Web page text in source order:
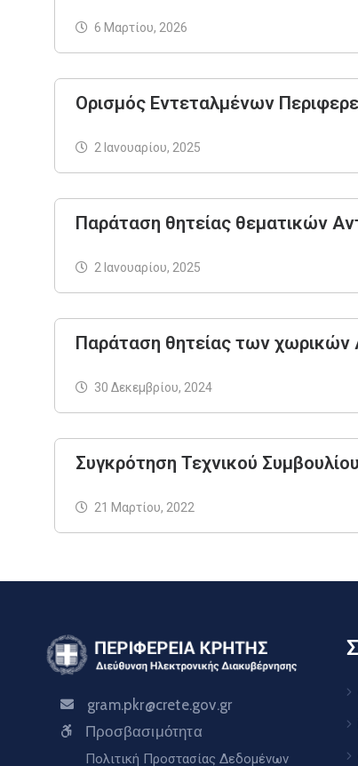
6 Μαρτίου, 2026
Ορισμός Εντεταλμένων
2 Ιανουαρίου, 2025
Παράταση θητείας θεματικών
2 Ιανουαρίου, 2025
Παράταση θητείας των χωρικών
30 Δεκεμβρίου, 2024
Συγκρότηση Τεχνικού
21 Μαρτίου, 2022
gram.pkr@crete.gov.gr
Προσβασιμότητα
Πολιτική Προστασίας Δεδομένων